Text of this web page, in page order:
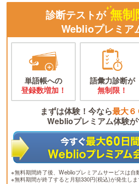
診断テストが 無制
Weblioプレミア
単語帳への
登録数増加！
語彙力診断が
無制限！
まずは体験！今なら最大６
Weblioプレミアム体験が
※無料期間終了後、Weblioプレミアムサービスは自
※無料期間が終了すると月額330円(税込)が発生しま